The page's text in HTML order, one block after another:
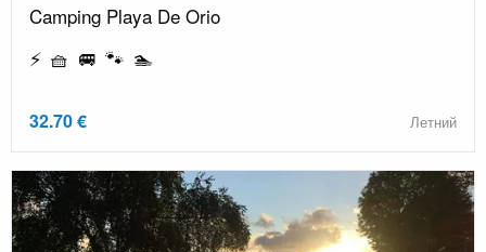
Camping Playa De Orio
⚡ 🧺 🚐 🐾 🏊
32.70 € Летний